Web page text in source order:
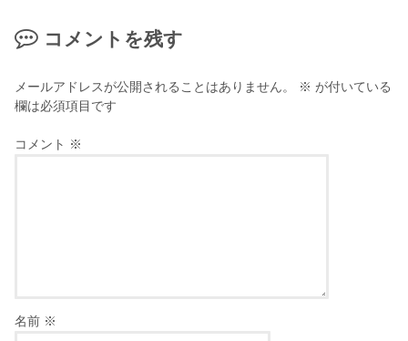
コメントを残す
メールアドレスが公開されることはありません。 ※ が付いている
欄は必須項目です
コメント ※
名前 ※